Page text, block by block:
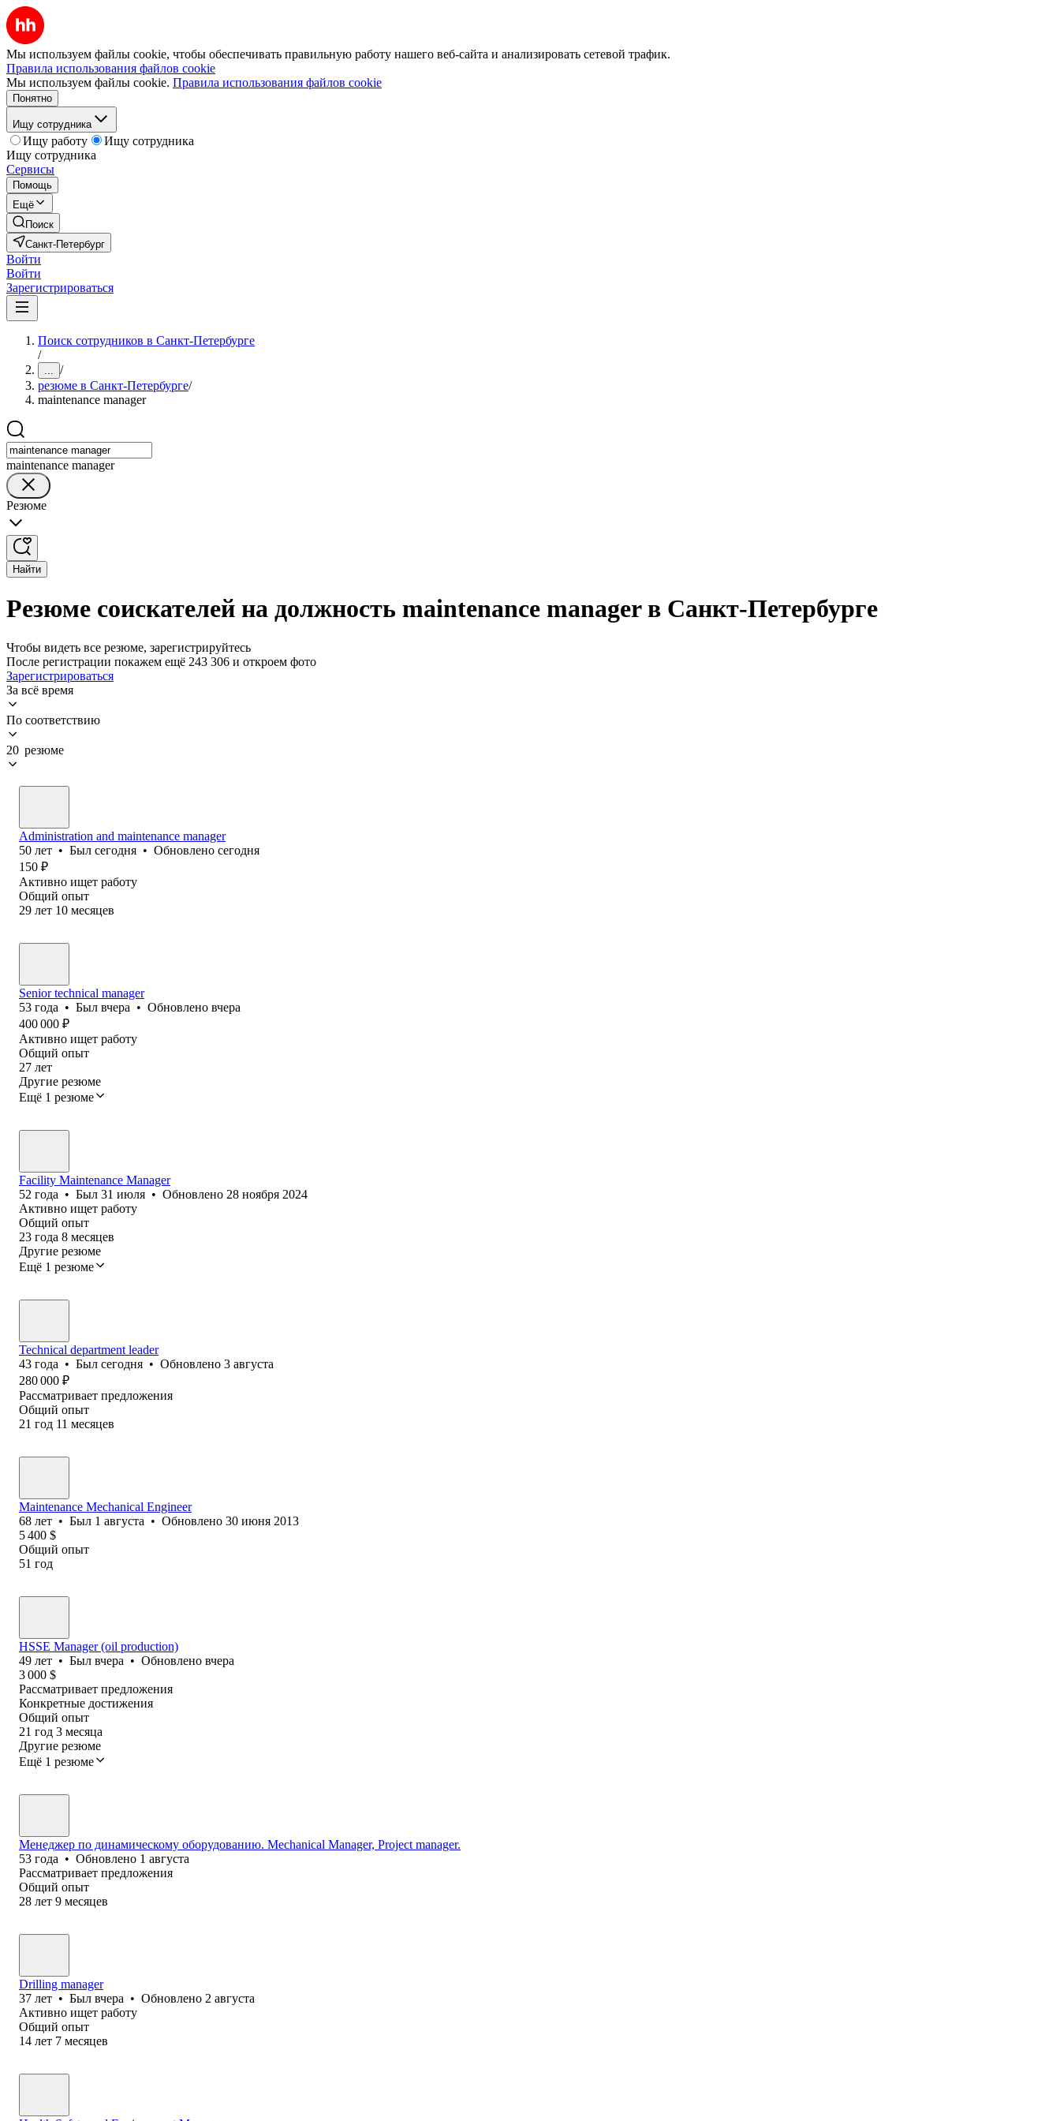
Мы используем файлы cookie, чтобы обеспечивать правильную работу нашего веб-сайта и анализировать сетевой трафик.
Правила использования файлов cookie
Мы используем файлы cookie. Правила использования файлов cookie
Понятно
Ищу сотрудника
Ищу работу
Ищу сотрудника
Ищу сотрудника
Сервисы
Помощь
Ещё
Поиск
Санкт-Петербург
Войти
Войти
Зарегистрироваться
Поиск сотрудников в Санкт-Петербурге
/
... /
резюме в Санкт-Петербурге/
maintenance manager
maintenance manager
Резюме
Найти
Резюме соискателей на должность maintenance manager в Санкт-Петербурге
Чтобы видеть все резюме, зарегистрируйтесь
После регистрации покажем ещё 243 306 и откроем фото
Зарегистрироваться
За всё время
По соответствию
20 резюме
Administration and maintenance manager
50 лет • Был сегодня • Обновлено сегодня
150 ₽
Активно ищет работу
Общий опыт
29 лет 10 месяцев
Senior technical manager
53 года • Был вчера • Обновлено вчера
400 000 ₽
Активно ищет работу
Общий опыт
27 лет
Другие резюме
Ещё 1 резюме
Facility Maintenance Manager
52 года • Был 31 июля • Обновлено 28 ноября 2024
Активно ищет работу
Общий опыт
23 года 8 месяцев
Другие резюме
Ещё 1 резюме
Technical department leader
43 года • Был сегодня • Обновлено 3 августа
280 000 ₽
Рассматривает предложения
Общий опыт
21 год 11 месяцев
Maintenance Mechanical Engineer
68 лет • Был 1 августа • Обновлено 30 июня 2013
5 400 $
Общий опыт
51 год
HSSE Manager (oil production)
49 лет • Был вчера • Обновлено вчера
3 000 $
Рассматривает предложения
Конкретные достижения
Общий опыт
21 год 3 месяца
Другие резюме
Ещё 1 резюме
Менеджер по динамическому оборудованию. Mechanical Manager, Project manager.
53 года • Обновлено 1 августа
Рассматривает предложения
Общий опыт
28 лет 9 месяцев
Drilling manager
37 лет • Был вчера • Обновлено 2 августа
Активно ищет работу
Общий опыт
14 лет 7 месяцев